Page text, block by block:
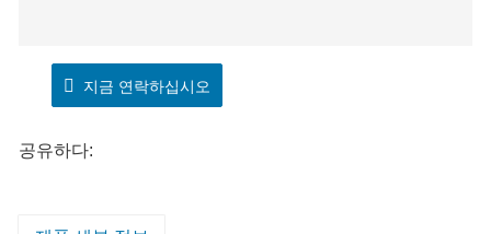
지금 연락하십시오
공유하다: